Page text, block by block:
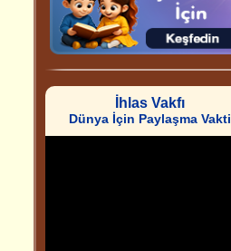
İhlas Vakfı
Dünya İçin Paylaşma Vakti